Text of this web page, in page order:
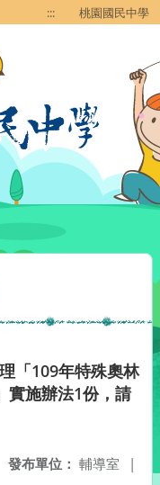
::: 桃園國民中學
「109年特殊奧林
實施辦法1份，請
發布單位： 輔導室 |